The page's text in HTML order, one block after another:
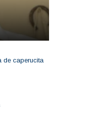
de caperucita